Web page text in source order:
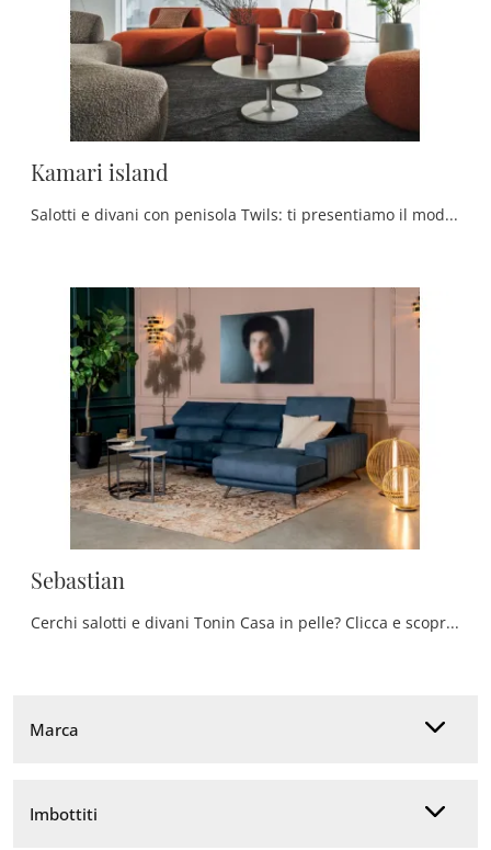
Marca
Imbottiti
Kamari island
Salotti e divani con penisola Twils: ti presentiamo il modello Kamari island in tessuto per valorizzare il soggiorno.
Sebastian
Cerchi salotti e divani Tonin Casa in pelle? Clicca e scopri di più sul modello Sebastian per spazi moderni.